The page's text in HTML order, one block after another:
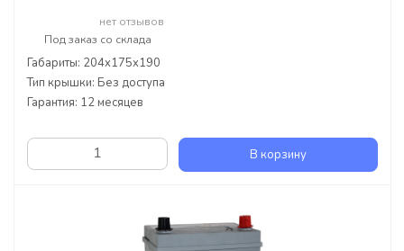
нет отзывов
Под заказ со склада
Габариты: 204x175x190
Тип крышки: Без доступа
Гарантия: 12 месяцев
В корзину